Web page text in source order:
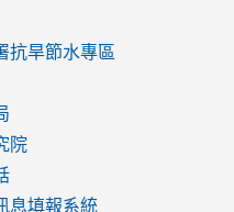
watch?
watch?
watch?
抗旱節水專區
院
息填報系統